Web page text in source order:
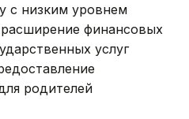
с низким уровнем
финансовых
услуг
родителей